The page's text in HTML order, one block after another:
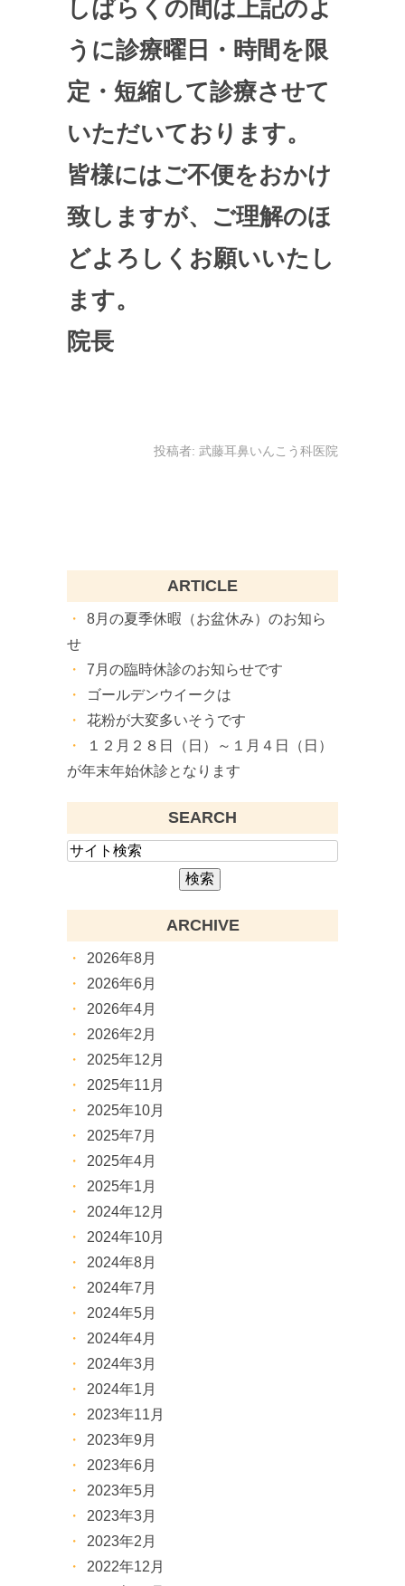
しばらくの間は上記のよ
うに診療曜日・時間を限
定・短縮して診療させて
いただいております。
皆様にはご不便をおかけ
致しますが、ご理解のほ
どよろしくお願いいたし
ます。
院長
投稿者: 武藤耳鼻いんこう科医院
ARTICLE
8月の夏季休暇（お盆休み）のお知ら
せ
7月の臨時休診のお知らせです
ゴールデンウイークは
花粉が大変多いそうです
１２月２８日（日）～１月４日（日）
が年末年始休診となります
SEARCH
ARCHIVE
2026年8月
2026年6月
2026年4月
2026年2月
2025年12月
2025年11月
2025年10月
2025年7月
2025年4月
2025年1月
2024年12月
2024年10月
2024年8月
2024年7月
2024年5月
2024年4月
2024年3月
2024年1月
2023年11月
2023年9月
2023年6月
2023年5月
2023年3月
2023年2月
2022年12月